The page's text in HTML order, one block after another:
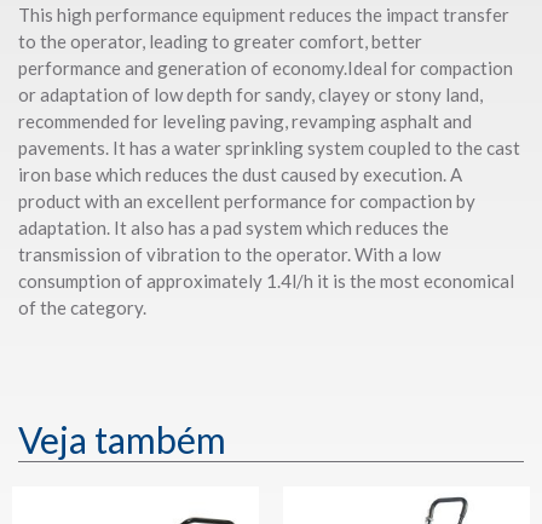
This high performance equipment reduces the impact transfer
to the operator, leading to greater comfort, better
performance and generation of economy.Ideal for compaction
or adaptation of low depth for sandy, clayey or stony land,
recommended for leveling paving, revamping asphalt and
pavements. It has a water sprinkling system coupled to the cast
iron base which reduces the dust caused by execution. A
product with an excellent performance for compaction by
adaptation. It also has a pad system which reduces the
transmission of vibration to the operator. With a low
consumption of approximately 1.4l/h it is the most economical
of the category.
Veja também